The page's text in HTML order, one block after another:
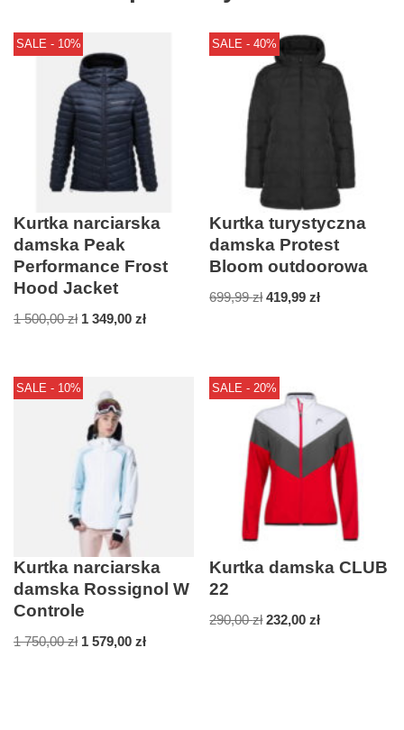
SALE - 10%
Kurtka narciarska
damska Peak
Performance Frost
Hood Jacket
1 500,00zł 1 349,00 zł
SALE - 40%
Kurtka turystyczna
damska Protest
Bloom outdoorowa
699,99zł 419,99zł
SALE - 10%
Kurtka narciarska
damska Rossignol W
Controle
1 750,00zł 1 579,00 zł
SALE - 20%
Kurtka damska CLUB
22
290,00zł 232,00zł